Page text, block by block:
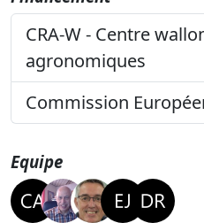
CRA-W - Centre
agronomiques
Commission
Equipe